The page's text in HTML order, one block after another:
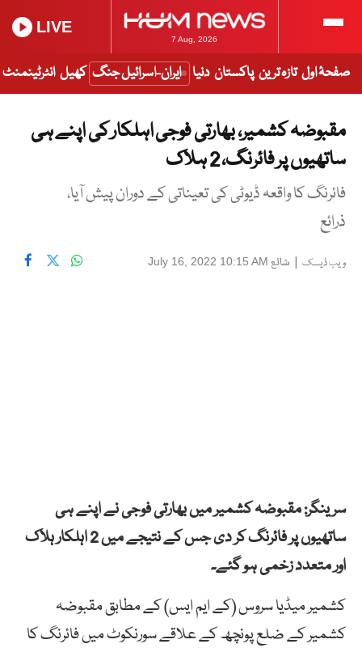
7 Aug, 2026
LIVE
صفحۂ اول تازہ ترین پاکستان دنیا ایران-اسرائیل جنگ کھیل انٹرٹینمنٹ
مقبوضہ کشمیر، بھارتی فوجی اہلکار کی اپنے ہی
ساتھیوں پر فائرنگ، 2 ہلاک
فائرنگ کا واقعہ ڈیوٹی کی تعیناتی کے دوران پیش آیا،
ذرائع
ویب ڈیسک | شائع July 16, 2022 10:15 AM
سرینگر: مقبوضہ کشمیر میں بھارتی فوجی نے اپنے ہی
ساتھیوں پر فائرنگ کر دی جس کے نتیجے میں 2 اہلکار ہلاک
اور متعدد زخمی ہو گئے۔
کشمیر میڈیا سروس (کے ایم ایس) کے مطابق مقبوضہ
کشمیر کے ضلع پونچھ کے علاقے سورنکوٹ میں فائرنگ کا